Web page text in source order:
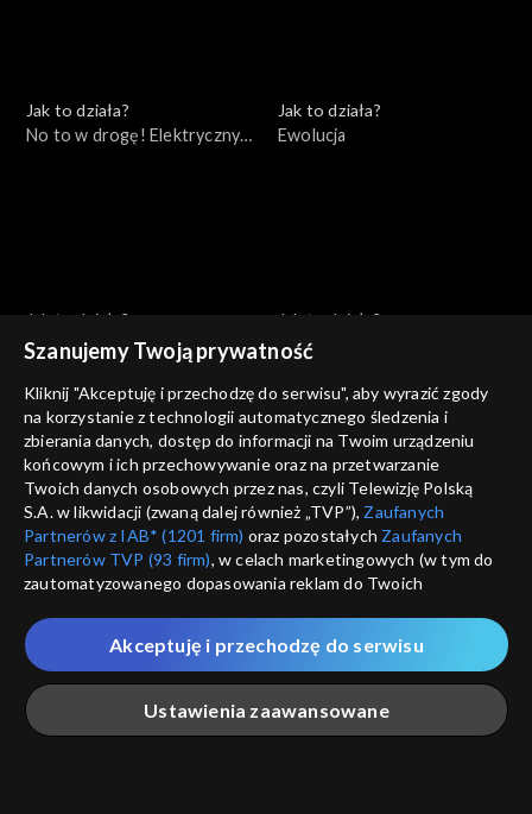
Jak to działa?
No to w drogę! Elektryczny
Jak to działa?
Ewolucja
Jak to działa?
Jak działa ptak?
Jak to działa?
Gruba przesada – otyłość
Jak to działa?
Jak działa ul?
Jak to działa?
Płaska Ziemia
Jak to działa?
Jak to działa?
Szanujemy Twoją prywatność
Kliknij "Akceptuję i przechodzę do serwisu", aby wyrazić zgody
na korzystanie z technologii automatycznego śledzenia i
zbierania danych, dostęp do informacji na Twoim urządzeniu
końcowym i ich przechowywanie oraz na przetwarzanie
Twoich danych osobowych przez nas, czyli Telewizję Polską
S.A. w likwidacji (zwaną dalej również „TVP”), Zaufanych
Partnerów z IAB* (1201 firm) oraz pozostałych Zaufanych
Partnerów TVP (93 firm), w celach marketingowych (w tym do
zautomatyzowanego dopasowania reklam do Twoich
które wskazujemy poniżej, a także zgody na udostępnianie
przez nas identyfikatora PPID do Google.
Twoje dane osobowe zbierane podczas odwiedzania przez
Ciebie naszych
poszczególnych serwisówzwanych dalej
„Portalem”, w tym informacje zapisywane za pomocą
Ustawienia zaawansowane
Akceptuję i przechodzę do serwisu